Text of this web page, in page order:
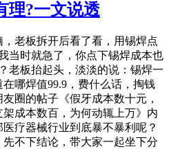
理?一文说透
老板拆开后看了看，用锡焊点
当时就急了，你点下锡焊成本也
老板抬起头，淡淡的说：锡焊一
哪焊值99.9，费什么话，掏钱
圈的帖子《假牙成本数十元，
成本数百，为何动辄上万》内
疗器械行业到底暴不暴利呢？
不下结论，带大家一起坐下分